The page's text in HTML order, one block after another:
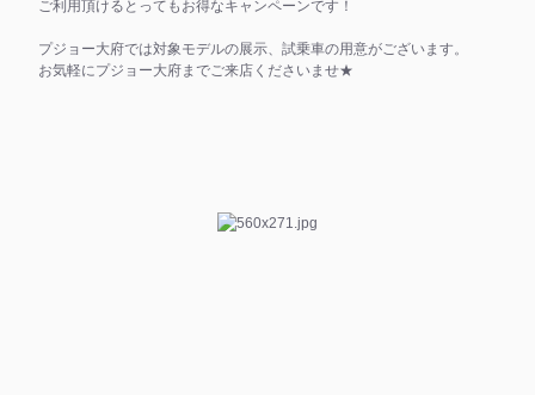
ご利用頂けるとってもお得なキャンペーンです！
プジョー大府では対象モデルの展示、試乗車の用意がございます。
お気軽にプジョー大府までご来店くださいませ★